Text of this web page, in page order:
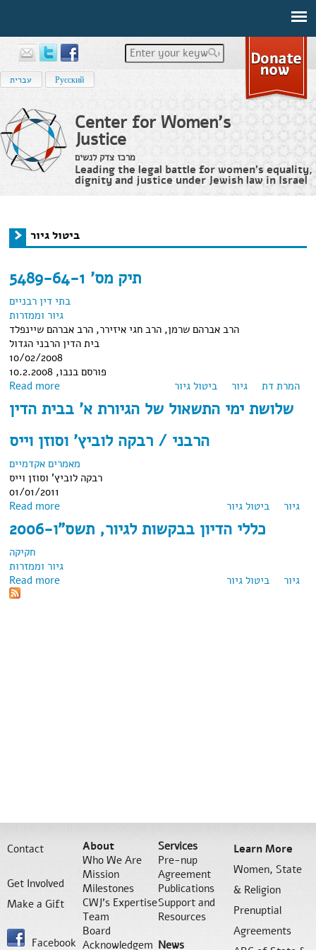
Enter your keywords
עברית Русский
Center for Women's
Justice
מרכז צדק לנשים
Leading the legal battle for women’s equality,
dignity and justice under Jewish law in Israel
You are here
ביטול גיור
תיק מס' 5489-64-1
בתי דין רבניים
גיור וממזרות
הרב אברהם שרמן, הרב חגי איזירר, הרב אברהם שיינפלד
בית הדין הרבני הגדול
10/02/2008
פורסם בנבו, 10.2.2008
המרת דת
גיור ביטול גיור Read more about תיק מס' 5489-64-1
שלושת ימי התשאול של הגיורת א' בבית הדין
הרבני / רבקה לוביץ' וסוזן וייס
מאמרים אקדמיים
רבקה לוביץ' וסוזן וייס
01/01/2011
גיור
ביטול גיור Read more
רבקה לוביץ' וסוזן וייס
כללי הדיון בבקשות לגיור, תשס"ו-2006
חקיקה
גיור וממזרות
גיור
ביטול גיור Read more about כללי הדיון בבקשות לגיור, תשס"ו-2006
Contact
Get Involved
Make a Gift
Facebook
About
Who We Are
Mission
Milestones
CWJ’s Expertise
Team
Board
Acknowledgem
Services
Pre-nup
Agreement
Publications
Support and
Resources
News
Learn More
Women, State
& Religion
Prenuptial
Agreements